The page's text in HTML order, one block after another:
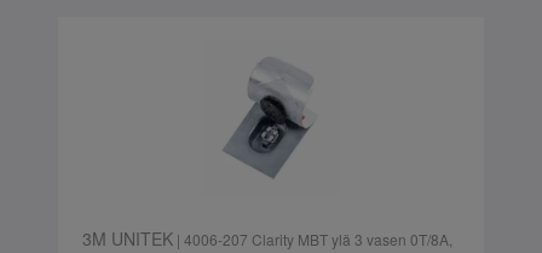
3M UNITEK| 4006-207 Clarity MBT ylä 3 vasen 0T/8A,